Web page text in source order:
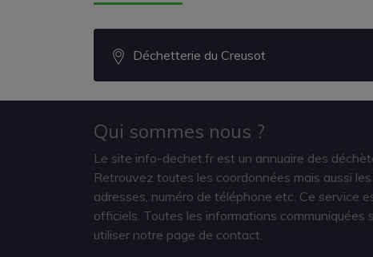
Déchetterie du Creusot
Qui sommes nous ?
Le site info-dechet.fr est un annuaire des
Retrouvez toutes les coordonnées mais aussi
adresses, numéro de téléphone etc. Ce service
officiels. Toutes les informations communiquées
utiliser notre page de contact.